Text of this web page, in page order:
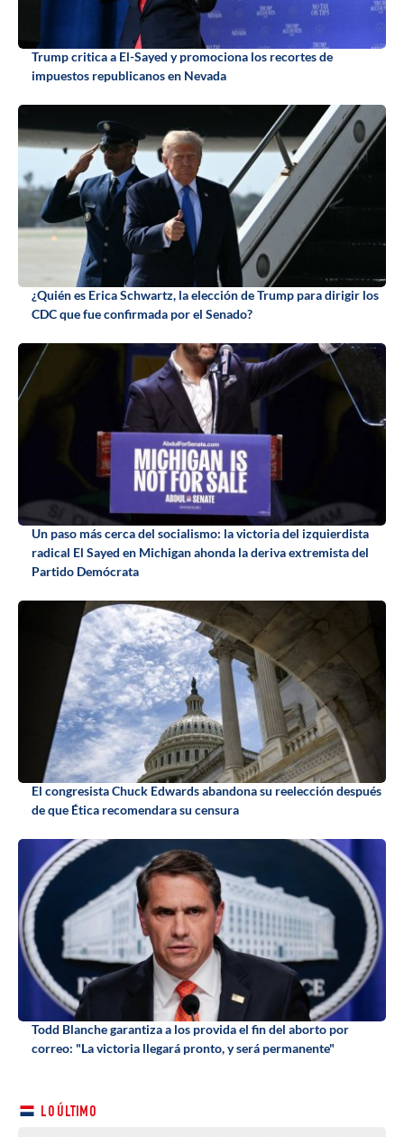
Trump critica a El-Sayed y promociona los recortes de
impuestos republicanos en Nevada
¿Quién es Erica Schwartz, la elección de Trump para dirigir los
CDC que fue confirmada por el Senado?
Un paso más cerca del socialismo: la victoria del izquierdista
radical El Sayed en Michigan ahonda la deriva extremista del
Partido Demócrata
El congresista Chuck Edwards abandona su reelección después
de que Ética recomendara su censura
Todd Blanche garantiza a los provida el fin del aborto por
correo: "La victoria llegará pronto, y será permanente"
LO ÚLTIMO